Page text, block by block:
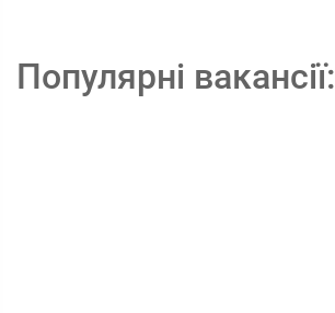
Популярні вакансії: